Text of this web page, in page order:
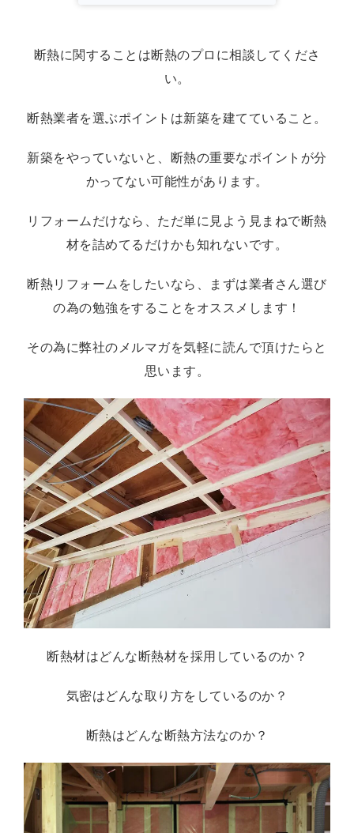
断熱に関することは断熱のプロに相談してくださ
い。
断熱業者を選ぶポイントは新築を建てていること。
新築をやっていないと、断熱の重要なポイントが分
かってない可能性があります。
リフォームだけなら、ただ単に見よう見まねで断熱
材を詰めてるだけかも知れないです。
断熱リフォームをしたいなら、まずは業者さん選び
の為の勉強をすることをオススメします！
その為に弊社のメルマガを気軽に読んで頂けたらと
思います。
断熱材はどんな断熱材を採用しているのか？
気密はどんな取り方をしているのか？
断熱はどんな断熱方法なのか？